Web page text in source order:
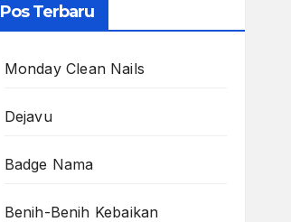
Pos Terbaru
Monday Clean Nails
Dejavu
Badge Nama
Benih-Benih Kebaikan